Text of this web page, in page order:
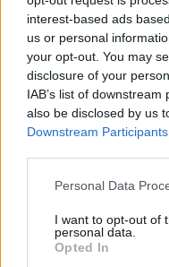
interest-based ads
us or personal
your opt-out. You may
disclosure of your
IAB’s list of
also be disclosed by us
Downstream Participants
Please note that this
not limited to your visit
grant or deny consent
use your data for below
Personal Data
I want to opt-out of
personal data.
Opted In
Το νέο TOM FORD
Astir Marina
πολυτελής beauty